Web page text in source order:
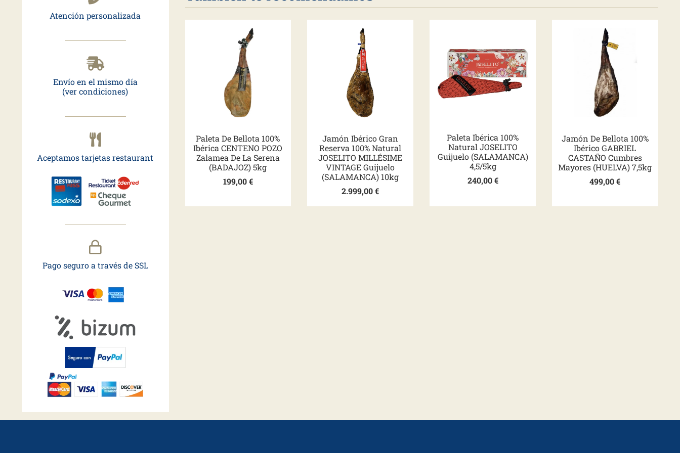
Atención personalizada
Envío en el mismo día
(ver condiciones)
Aceptamos tarjetas restaurant
Pago seguro a través de SSL
Paleta De Bellota 100%
Ibérica CENTENO POZO
Zalamea De La Serena
(BADAJOZ) 5kg
199,00€
Jamón Ibérico Gran
Reserva 100% Natural
JOSELITO MILLÉSIME
VINTAGE Guijuelo
(SALAMANCA) 10kg
2.999,00€
Paleta Ibérica 100%
Natural JOSELITO
Guijuelo (SALAMANCA)
4,5/5kg
240,00€
Jamón De Bellota 100%
Ibérico GABRIEL
CASTAÑO Cumbres
Mayores (HUELVA) 7,5kg
499,00€